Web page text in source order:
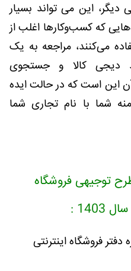
دیگر، این می تواند بسیار
که کسب‌وکارها اغلب از
می‌کنند، مراجعه به یک
دیجی کالا و جستجوی
این است که در حالت ایده
شما با نام تجاری شما
توجیهی فروشگاه
دفتر فروشگاه اینترنتی